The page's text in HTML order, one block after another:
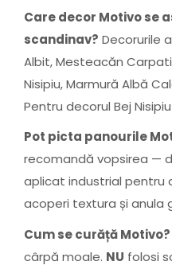
Care decor Motivo se
scandinav? Decorurile
Albit, Mesteacăn
Nisipiu, Marmură Albă
Pentru decorul Bej
Pot picta panourile
recomandă vopsirea —
aplicat industrial pentru
acoperi textura și anula
Cum se curăță Motivo?
cârpă moale. NU folosi